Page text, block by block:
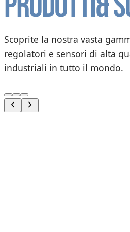
Scoprite la nostra vasta
regolatori e sensori di alta
industriali in tutto il mondo.